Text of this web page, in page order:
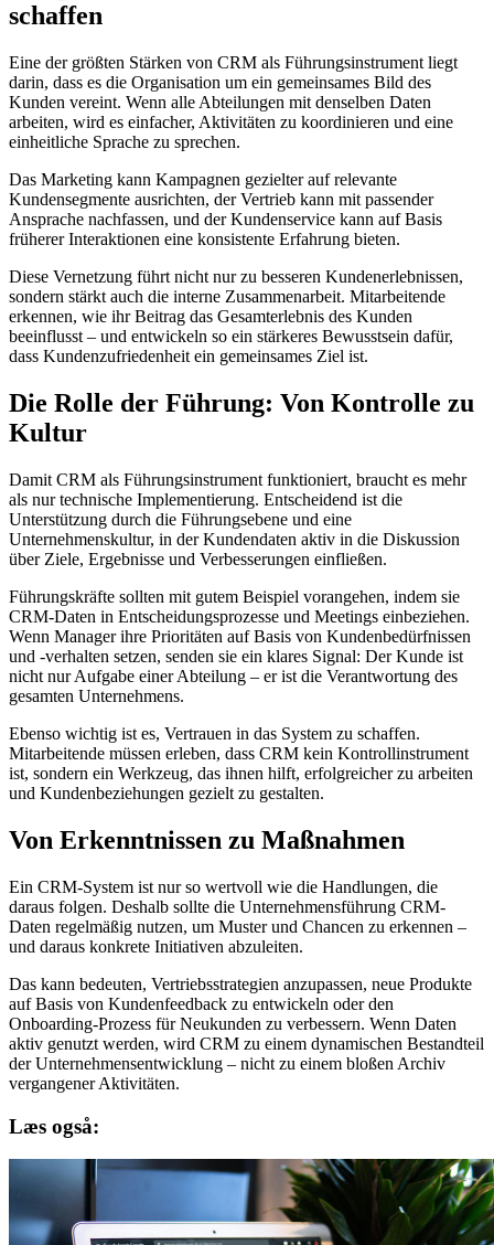
schaffen
Eine der größten Stärken von CRM als Führungsinstrument liegt
darin, dass es die Organisation um ein gemeinsames Bild des
Kunden vereint. Wenn alle Abteilungen mit denselben Daten
arbeiten, wird es einfacher, Aktivitäten zu koordinieren und eine
einheitliche Sprache zu sprechen.
Das Marketing kann Kampagnen gezielter auf relevante
Kundensegmente ausrichten, der Vertrieb kann mit passender
Ansprache nachfassen, und der Kundenservice kann auf Basis
früherer Interaktionen eine konsistente Erfahrung bieten.
Diese Vernetzung führt nicht nur zu besseren Kundenerlebnissen,
sondern stärkt auch die interne Zusammenarbeit. Mitarbeitende
erkennen, wie ihr Beitrag das Gesamterlebnis des Kunden
beeinflusst – und entwickeln so ein stärkeres Bewusstsein dafür,
dass Kundenzufriedenheit ein gemeinsames Ziel ist.
Die Rolle der Führung: Von Kontrolle zu
Kultur
Damit CRM als Führungsinstrument funktioniert, braucht es mehr
als nur technische Implementierung. Entscheidend ist die
Unterstützung durch die Führungsebene und eine
Unternehmenskultur, in der Kundendaten aktiv in die Diskussion
über Ziele, Ergebnisse und Verbesserungen einfließen.
Führungskräfte sollten mit gutem Beispiel vorangehen, indem sie
CRM-Daten in Entscheidungsprozesse und Meetings einbeziehen.
Wenn Manager ihre Prioritäten auf Basis von Kundenbedürfnissen
und -verhalten setzen, senden sie ein klares Signal: Der Kunde ist
nicht nur Aufgabe einer Abteilung – er ist die Verantwortung des
gesamten Unternehmens.
Ebenso wichtig ist es, Vertrauen in das System zu schaffen.
Mitarbeitende müssen erleben, dass CRM kein Kontrollinstrument
ist, sondern ein Werkzeug, das ihnen hilft, erfolgreicher zu arbeiten
und Kundenbeziehungen gezielt zu gestalten.
Von Erkenntnissen zu Maßnahmen
Ein CRM-System ist nur so wertvoll wie die Handlungen, die
daraus folgen. Deshalb sollte die Unternehmensführung CRM-
Daten regelmäßig nutzen, um Muster und Chancen zu erkennen –
und daraus konkrete Initiativen abzuleiten.
Das kann bedeuten, Vertriebsstrategien anzupassen, neue Produkte
auf Basis von Kundenfeedback zu entwickeln oder den
Onboarding-Prozess für Neukunden zu verbessern. Wenn Daten
aktiv genutzt werden, wird CRM zu einem dynamischen Bestandteil
der Unternehmensentwicklung – nicht zu einem bloßen Archiv
vergangener Aktivitäten.
Læs også: